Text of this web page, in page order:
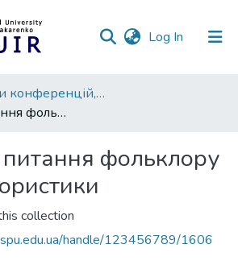
Log In (current)
Матеріали конференцій, семінарів, читань
Актуальні питання фольклору та фольклористики
питання фольклору
collection
handle/123456789/1606